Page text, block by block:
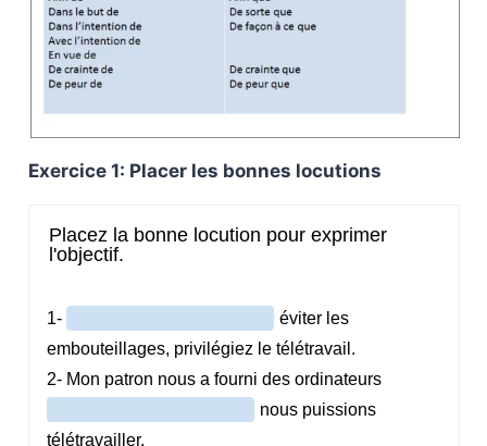
Exercice 1: Placer les bonnes locutions